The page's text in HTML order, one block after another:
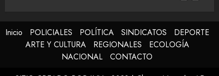
Inicio POLICIALES POLÍTICA SINDICATOS
DEPORTE
ARTE Y CULTURA
REGIONALES
ECOLOGÍA
NACIONAL
CONTACTO